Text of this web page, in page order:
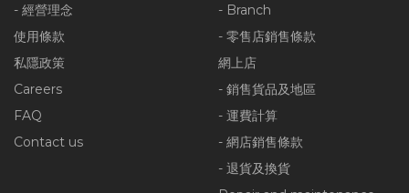
- 經營理念
使用條款
私隱政策
Careers
FAQ
Contact us
- Branch
- 零售店銷售條款
網上店
- 銷售貨品及地區
- 運費計算
- 網店銷售條款
- 退貨及換貨